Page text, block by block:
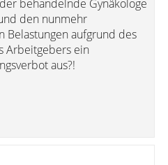
behandelnde Gynäkologe
den nunmehr
Belastungen aufgrund des
Arbeitgebers ein
aus?!